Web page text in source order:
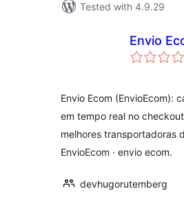
Tested with 4.9.29
Envio
Envio Ecom (EnvioEcom):
em tempo real no
melhores transportadoras
EnvioEcom · envio ecom.
devhugorutemberg